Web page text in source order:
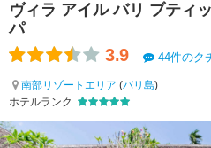
ヴィラ アイル バリ ブティ
パ
3.9 44件のク
南部リゾートエリア (バリ島)
ホテルランク